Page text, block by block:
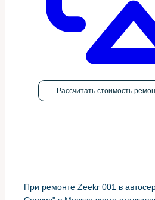
Рассчитать стоимость
При ремонте Zeekr 001 в